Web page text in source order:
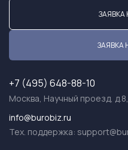
ЗАЯВКА
ЗАЯВКА
+7 (495) 648-88-10
Москва, Научный проезд, д.8,
info@burobiz.ru
Тех. поддержка: